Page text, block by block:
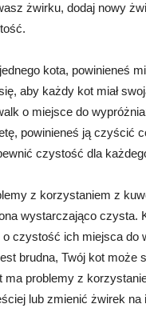
żwirku, dodaj nowy
kota, powinieneś
aby każdy kot miał
o miejsce do
powinieneś ją czyścić
czystość dla
z korzystaniem z
wystarczająco czysta.
czystość ich miejsca do
brudna, Twój kot może
ma problemy z
lub zmienić żwirek na